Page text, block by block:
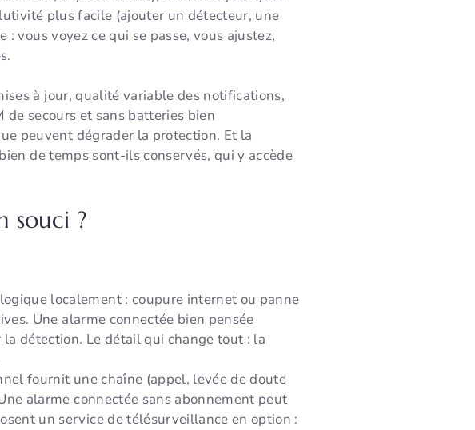
plus facile (ajouter un détecteur, une
vous voyez ce qui se passe, vous ajustez,
à jour, qualité variable des notifications,
de secours et sans batteries bien
peuvent dégrader la protection. Et la
de temps sont-ils conservés, qui y accède
souci ?
localement : coupure internet ou panne
Une alarme connectée bien pensée
détection. Le détail qui change tout : la
fournit une chaîne (appel, levée de doute
alarme connectée sans abonnement peut
un service de télésurveillance en option :